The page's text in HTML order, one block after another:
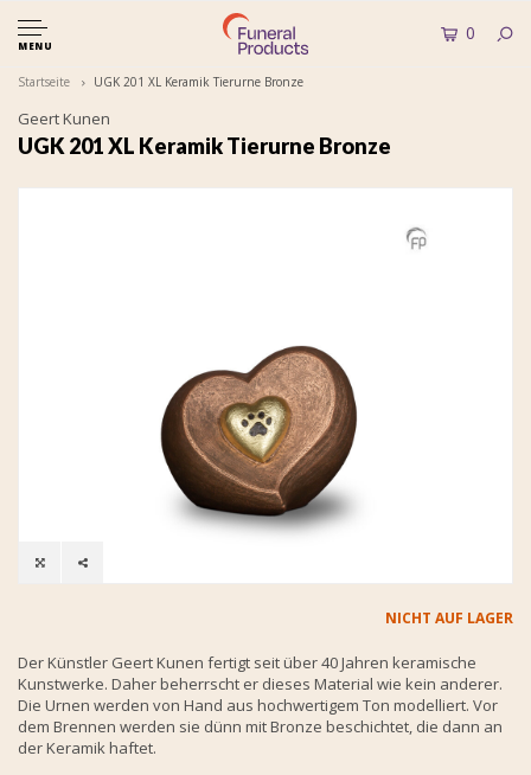
MENU
0
Startseite UGK 201 XL Keramik Tierurne Bronze
Geert Kunen
UGK 201 XL Keramik Tierurne Bronze
NICHT AUF LAGER
Der Künstler Geert Kunen fertigt seit über 40 Jahren keramische
Kunstwerke. Daher beherrscht er dieses Material wie kein anderer.
Die Urnen werden von Hand aus hochwertigem Ton modelliert. Vor
dem Brennen werden sie dünn mit Bronze beschichtet, die dann an
der Keramik haftet.